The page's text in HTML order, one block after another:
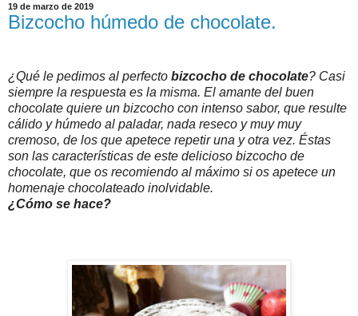
19 de marzo de 2019
Bizcocho húmedo de chocolate.
¿Qué le pedimos al perfecto bizcocho de chocolate? Casi
siempre la respuesta es la misma. El amante del buen
chocolate quiere un bizcocho con intenso sabor, que resulte
cálido y húmedo al paladar, nada reseco y muy muy
cremoso, de los que apetece repetir una y otra vez. Éstas
son las características de este delicioso bizcocho de
chocolate, que os recomiendo al máximo si os apetece un
homenaje chocolateado inolvidable.
¿Cómo se hace?